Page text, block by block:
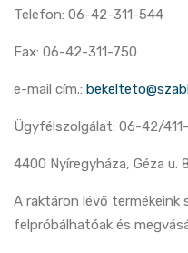
Telefon: 06-42-311-544
Fax: 06-42-311-750
e-mail cím.:
Ügyfélszolgálat: 06-42/411-
4400 Nyíregyháza, Géza u.
A raktáron lévő termékeink
felpróbálhatóak és